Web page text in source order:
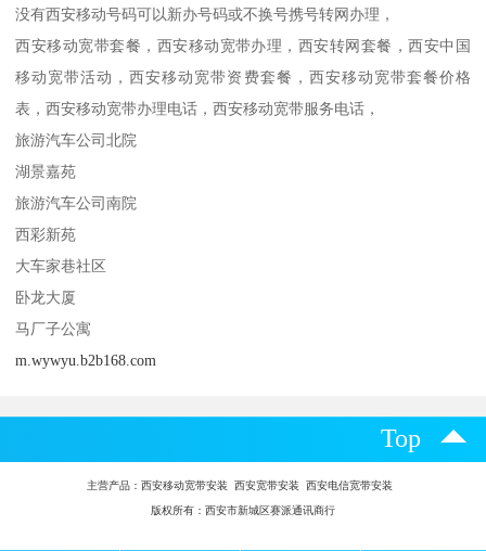
没有西安移动号码可以新办号码或不换号携号转网办理，
西安移动宽带套餐，西安移动宽带办理，西安转网套餐，西安中国
移动宽带活动，西安移动宽带资费套餐，西安移动宽带套餐价格
表，西安移动宽带办理电话，西安移动宽带服务电话，
旅游汽车公司北院
湖景嘉苑
旅游汽车公司南院
西彩新苑
大车家巷社区
卧龙大厦
马厂子公寓
m.wywyu.b2b168.com
Top
主营产品： 西安移动宽带安装 西安宽带安装 西安电信宽带安装
版权所有：西安市新城区赛派通讯商行